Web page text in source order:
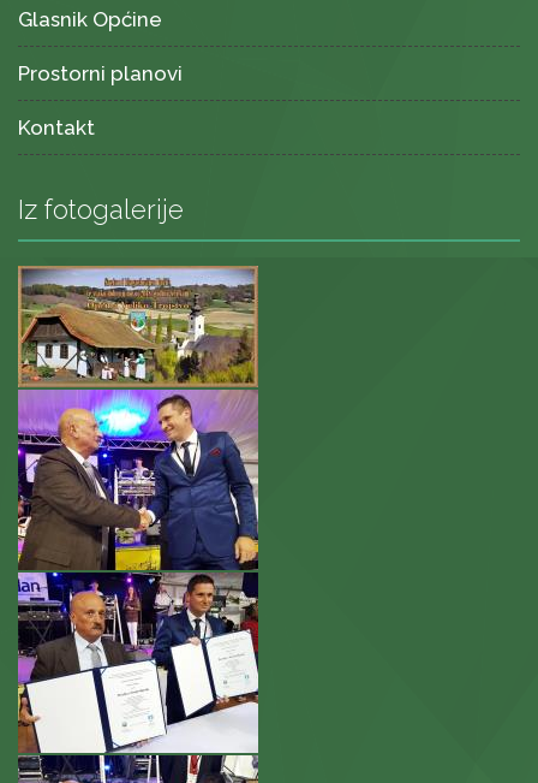
Glasnik Općine
Prostorni planovi
Kontakt
Iz fotogalerije